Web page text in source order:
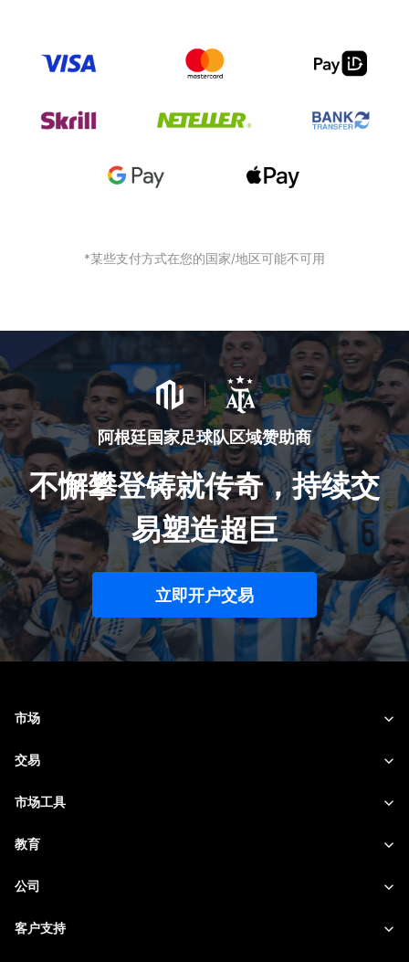
*某些支付方式在您的国家/地区可能不可用
阿根廷国家足球队区域赞助商
不懈攀登铸就传奇，持续交
易塑造超巨
立即开户交易
市场
外汇
商品
交易
交易平台
合约细则
市场工具
实时报价
财经日历
教育
快速入门
Academy
公司
关于Mitrade
客户支持